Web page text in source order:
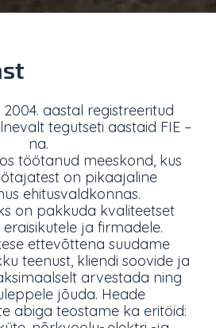
aastal registreeritud
tegutseti aastaid FIE –
na.
töötanud meeskond, kus
on pikaajaline
ehitusvaldkonnas.
on pakkuda kvaliteetset
eraisikutele ja firmadele.
ettevõttena suudame
teenust, kliendi soovide ja
arvestada ning
jõuda. Heade
abiga teostame ka eritöid: